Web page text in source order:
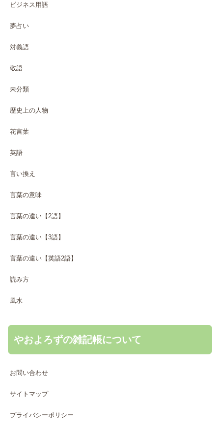
ビジネス用語
夢占い
対義語
敬語
未分類
歴史上の人物
花言葉
英語
言い換え
言葉の意味
言葉の違い【2語】
言葉の違い【3語】
言葉の違い【英語2語】
読み方
風水
やおよろずの雑記帳について
お問い合わせ
サイトマップ
プライバシーポリシー